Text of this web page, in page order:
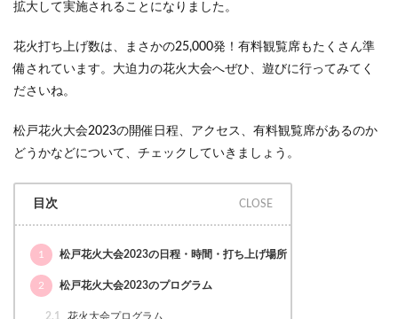
拡大して実施されることになりました。
花火打ち上げ数は、まさかの25,000発！有料観覧席もたくさん準
備されています。大迫力の花火大会へぜひ、遊びに行ってみてく
ださいね。
松戸花火大会2023の開催日程、アクセス、有料観覧席があるのか
どうかなどについて、チェックしていきましょう。
目次
1 松戸花火大会2023の日程・時間・打ち上げ場所
2 松戸花火大会2023のプログラム
2.1 花火大会プログラム